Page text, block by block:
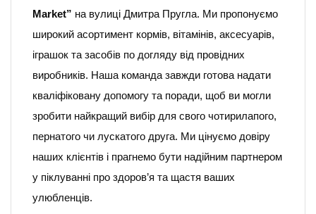
Market” на вулиці Дмитра Пругла. Ми пропонуємо
широкий асортимент кормів, вітамінів, аксесуарів,
іграшок та засобів по догляду від провідних
виробників. Наша команда завжди готова надати
кваліфіковану допомогу та поради, щоб ви могли
зробити найкращий вибір для свого чотирилапого,
пернатого чи лускатого друга. Ми цінуємо довіру
наших клієнтів і прагнемо бути надійним партнером
у піклуванні про здоров’я та щастя ваших
улюбленців.